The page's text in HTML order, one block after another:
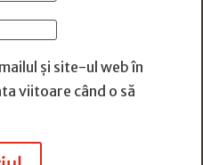
și site-ul web în
viitoare când o să